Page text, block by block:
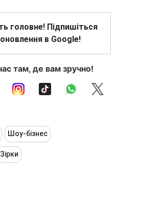
головне! Підпишіться
в Google!
там, де вам зручно!
Шоу-бізнес
Зірки